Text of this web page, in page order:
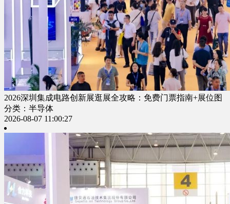
2026深圳集成电路创新展逛展全攻略：免费门票指南+展位图
分类：半导体
2026-08-07 11:00:27